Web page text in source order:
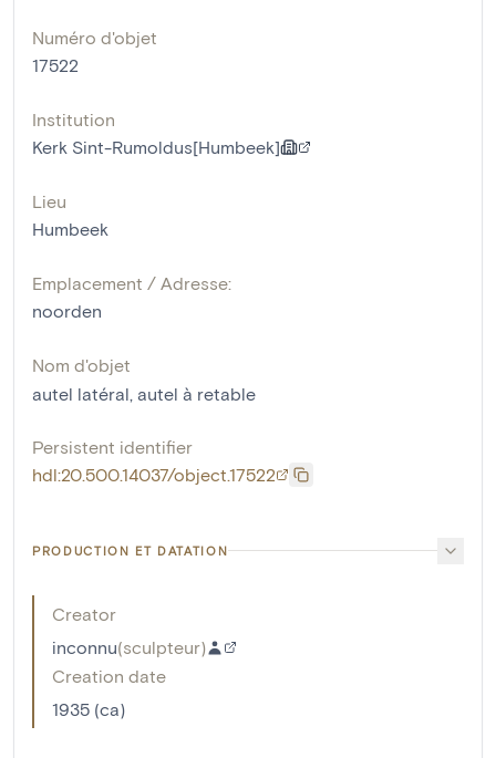
Numéro d'objet
17522
Institution
Kerk Sint-Rumoldus[Humbeek]
Lieu
Humbeek
Emplacement / Adresse:
noorden
Nom d'objet
autel latéral, autel à retable
Persistent identifier
hdl:20.500.14037/object.17522
PRODUCTION ET DATATION
Creator
inconnu(sculpteur)
Creation date
1935 (ca)